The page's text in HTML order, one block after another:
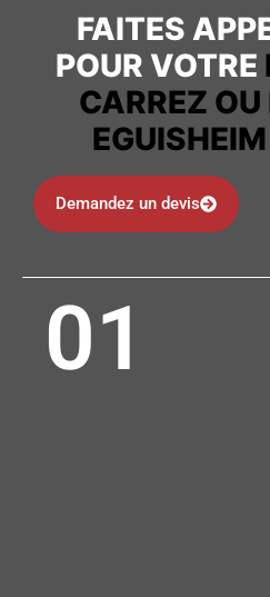
FAITES
POUR VOTRE
CARREZ
Demandez un devis
01